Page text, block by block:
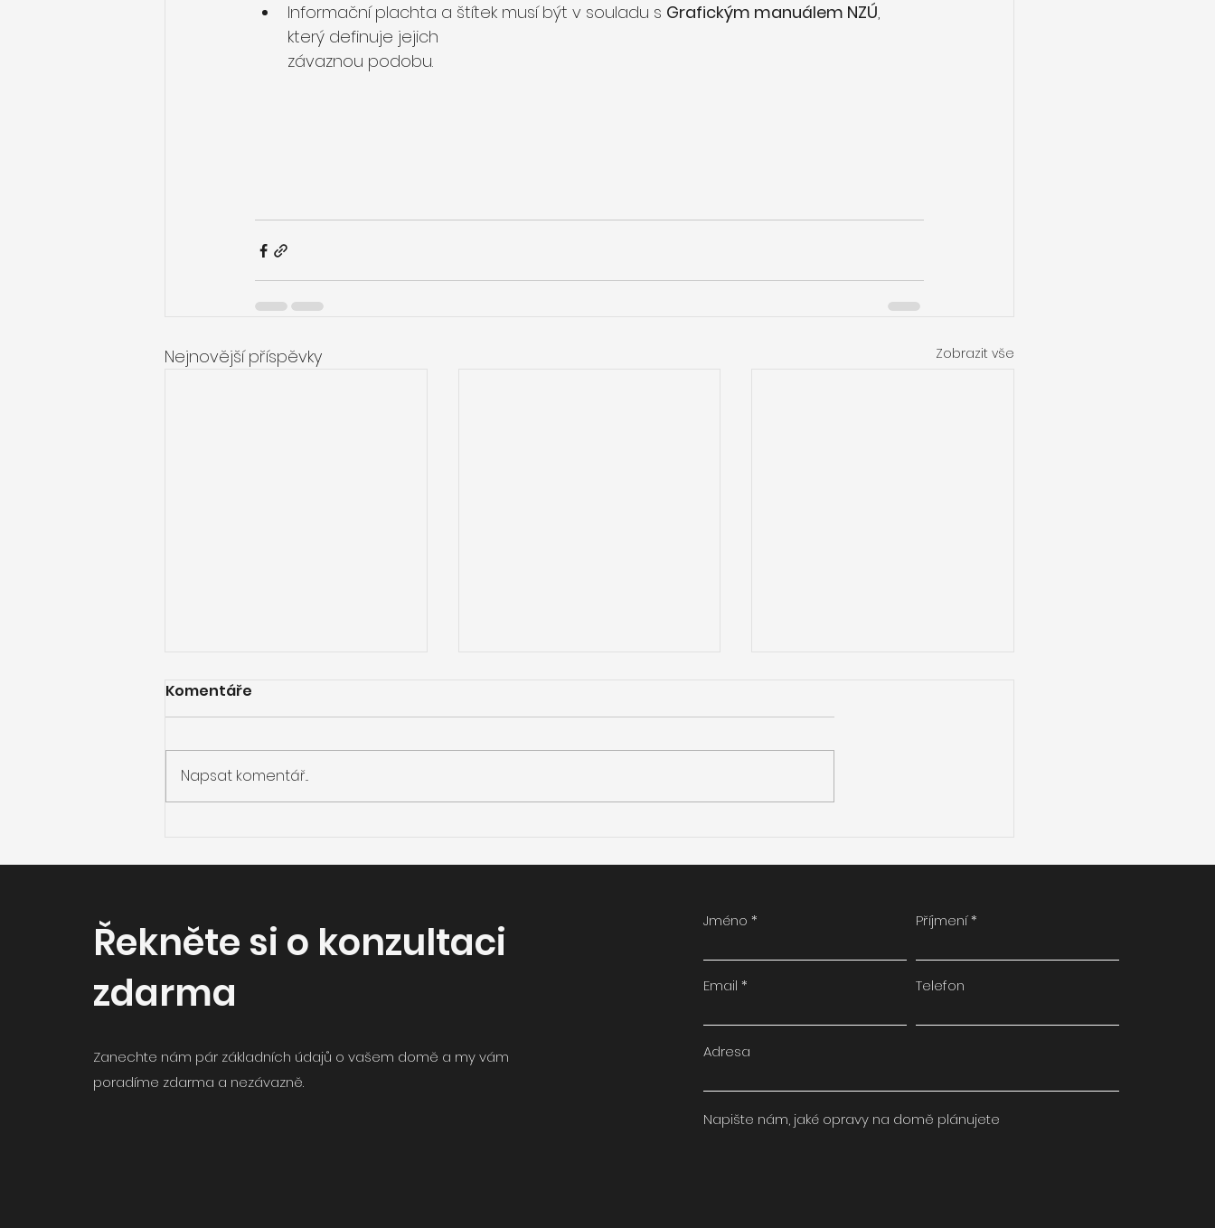
Informační plachta a štítek musí být v souladu s Grafickým manuálem NZÚ,
který definuje jejich
závaznou podobu.
Nejnovější příspěvky Zobrazit vše
v Dejvicích
Komentáře
Napsat komentář...
Řekněte si o konzultaci
zdarma
Zanechte nám pár základních údajů o vašem domě a my vám
poradíme zdarma a nezávazně.
Jméno Příjmení
Email Telefon
Adresa
Napište nám, jaké opravy na domě plánujete